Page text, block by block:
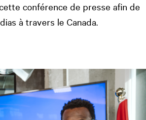
conférence de presse afin de
à travers le Canada.